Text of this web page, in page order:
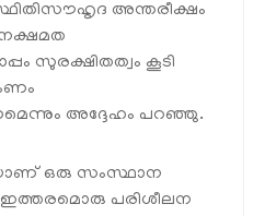
അന്തരീക്ഷം
സുരക്ഷിതത്വം കൂടി
അദ്ദേഹം പറഞ്ഞു.
ഒരു സംസ്ഥാന
ഇത്തരമൊരു പരിശീലന